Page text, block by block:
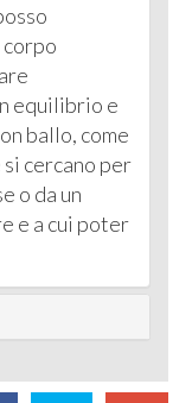
equilibrio e
ballo, come
cercano per
o da un
e a cui poter